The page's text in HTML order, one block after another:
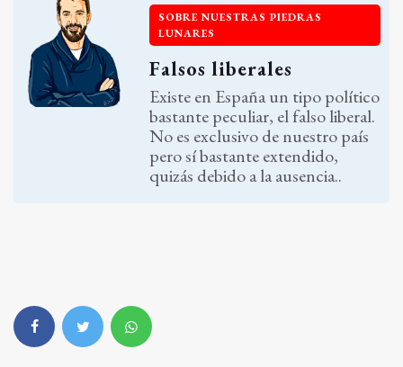
SOBRE NUESTRAS PIEDRAS
LUNARES
Falsos liberales
Existe en España un tipo político
bastante peculiar, el falso liberal.
No es exclusivo de nuestro país
pero sí bastante extendido,
quizás debido a la ausencia..